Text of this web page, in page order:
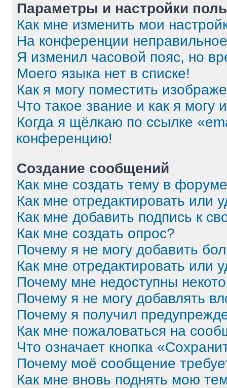
Параметры и настройки
Как мне изменить мои
На конференции
Я изменил часовой пояс, но
Моего языка нет в списке!
Как я могу поместить
Что такое звание и как я могу
Когда я щёлкаю по ссылке
конференцию!
Создание сообщений
Как мне создать тему в
Как мне отредактировать или
Как мне добавить подпись к
Как мне создать опрос?
Почему я не могу добавить
Как мне отредактировать или
Почему мне недоступны
Почему я не могу добавлять
Почему я получил
Как мне пожаловаться на
Что означает кнопка
Почему моё сообщение
Как мне вновь поднять мою